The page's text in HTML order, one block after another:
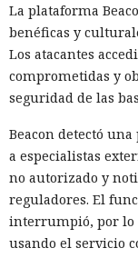
zar en secretola
propietario para
se encontró en
incluida la sencilla
Samsung
Los
La plataforma
benéficas y
Los atacantes
comprometidas y
seguridad de las
Beacon detectó
a especialistas
no autorizado y
reguladores. El
interrumpió, por lo
usando el servicio